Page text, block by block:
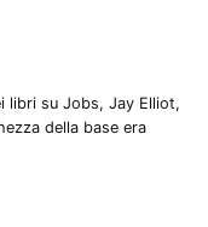
libri su Jobs, Jay Elliot,
della base era